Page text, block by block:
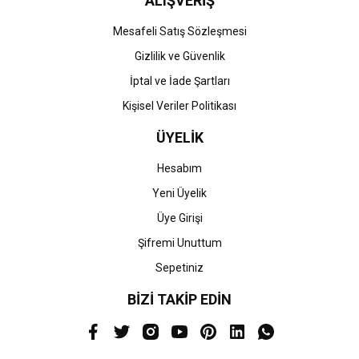
Mesafeli Satış Sözleşmesi
Gizlilik ve Güvenlik
İptal ve İade Şartları
Kişisel Veriler Politikası
ÜYELİK
Hesabım
Yeni Üyelik
Üye Girişi
Şifremi Unuttum
Sepetiniz
BİZİ TAKİP EDİN